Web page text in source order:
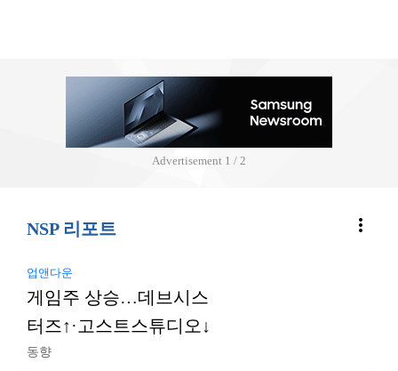
Advertisement 2 / 2
NSP 리포트 more_vert
업앤다운
게임주 상승…데브시스
터즈↑·고스트스튜디오↓
동향